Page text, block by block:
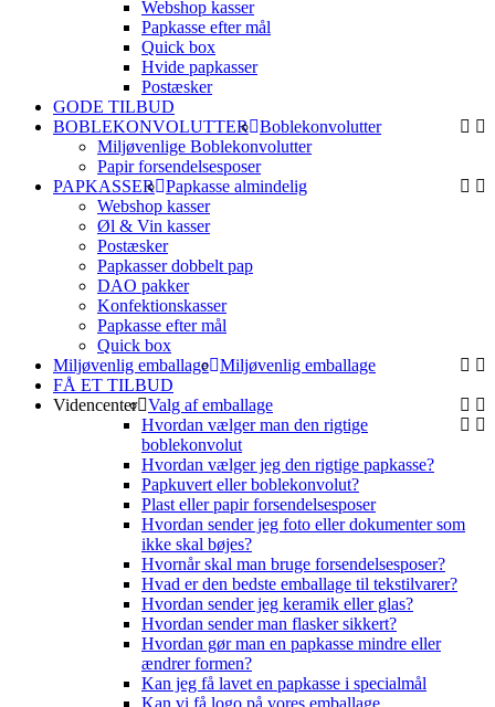
Webshop kasser
Papkasse efter mål
Quick box
Hvide papkasser
Postæsker
GODE TILBUD
BOBLEKONVOLUTTER Boblekonvolutter
Miljøvenlige Boblekonvolutter
Papir forsendelsesposer
PAPKASSER Papkasse almindelig
Webshop kasser
Øl & Vin kasser
Postæsker
Papkasser dobbelt pap
DAO pakker
Konfektionskasser
Papkasse efter mål
Quick box
Miljøvenlig emballage Miljøvenlig emballage
FÅ ET TILBUD
Videncenter Valg af emballage
Hvordan vælger man den rigtige
boblekonvolut
Hvordan vælger jeg den rigtige papkasse?
Papkuvert eller boblekonvolut?
Plast eller papir forsendelsesposer
Hvordan sender jeg foto eller dokumenter som
ikke skal bøjes?
Hvornår skal man bruge forsendelsesposer?
Hvad er den bedste emballage til tekstilvarer?
Hvordan sender jeg keramik eller glas?
Hvordan sender man flasker sikkert?
Hvordan gør man en papkasse mindre eller
ændrer formen?
Kan jeg få lavet en papkasse i specialmål